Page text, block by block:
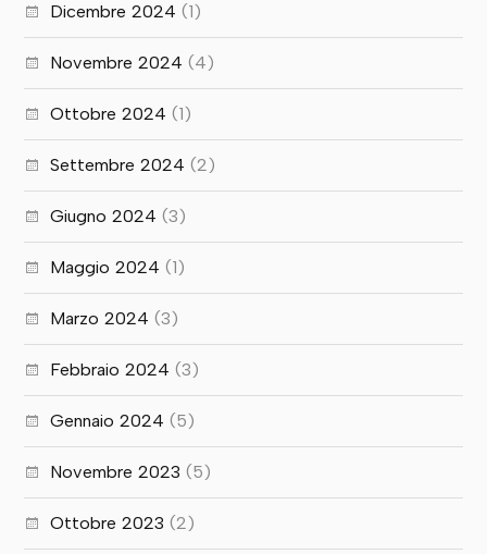
Dicembre 2024 (1)
Novembre 2024 (4)
Ottobre 2024 (1)
Settembre 2024 (2)
Giugno 2024 (3)
Maggio 2024 (1)
Marzo 2024 (3)
Febbraio 2024 (3)
Gennaio 2024 (5)
Novembre 2023 (5)
Ottobre 2023 (2)